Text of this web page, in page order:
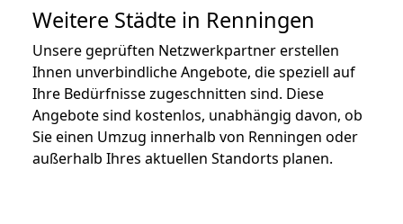
Weitere Städte in Renningen
Unsere geprüften Netzwerkpartner erstellen
Ihnen unverbindliche Angebote, die speziell auf
Ihre Bedürfnisse zugeschnitten sind. Diese
Angebote sind kostenlos, unabhängig davon, ob
Sie einen Umzug innerhalb von Renningen oder
außerhalb Ihres aktuellen Standorts planen.